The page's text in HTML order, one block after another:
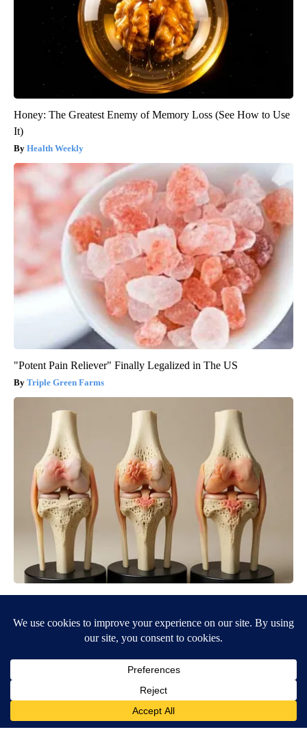
Honey: The Greatest Enemy of Memory Loss (See How to Use
It)
Health Weekly
"Potent Pain Reliever" Finally Legalized in The US
Triple Green Farms